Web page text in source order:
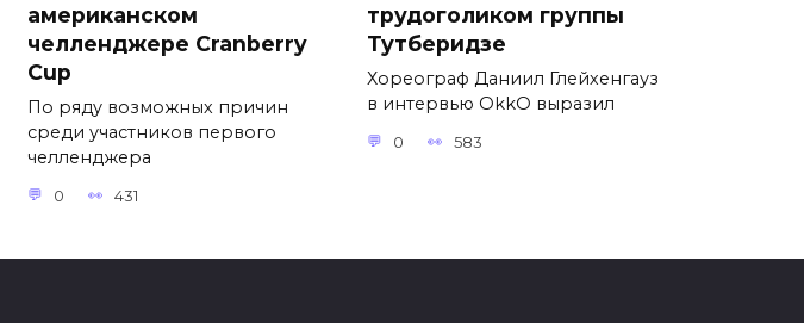
американском
челленджере Cranberry
Cup
По ряду возможных причин
среди участников первого
челленджера
0 431
трудоголиком группы
Тутберидзе
Хореограф Даниил Глейхенгауз
в интервью OkkO выразил
0 583